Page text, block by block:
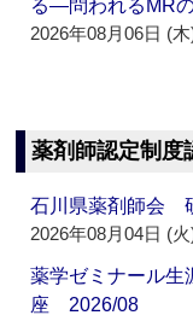
る―問われるMR
2026年08月06日 (木
薬剤師認定制度
石川県薬剤師会
2026年08月04日 (火
薬学ゼミナール
座 2026/08